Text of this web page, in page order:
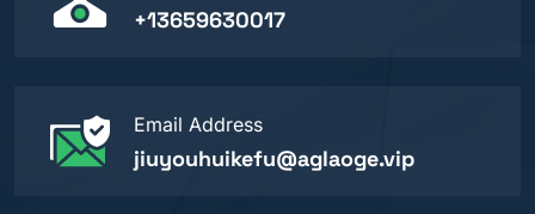
+13659630017
Email Address
jiuyouhuikefu@aglaoge.vip